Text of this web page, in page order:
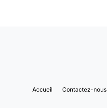
Accueil Contactez-nous